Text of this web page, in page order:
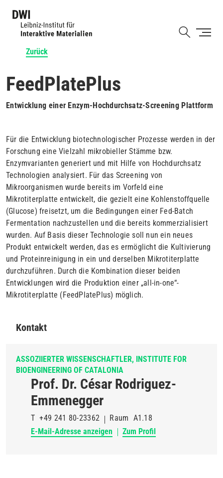
Zurück
FeedPlatePlus
Entwicklung einer Enzym-Hochdurchsatz-Screening Plattform
Für die Entwicklung biotechnologischer Prozesse werden in der
Forschung eine Vielzahl mikrobieller Stämme bzw.
Enzymvarianten generiert und mit Hilfe von Hochdurchsatz
Technologien analysiert. Für das Screening von
Mikroorganismen wurde bereits im Vorfeld eine
Mikrotiterplatte entwickelt, die gezielt eine Kohlenstoffquelle
(Glucose) freisetzt, um die Bedingungen einer Fed-Batch
Fermentation nachzustellen und die bereits kommerzialisiert
wurden. Auf Basis dieser Technologie soll nun ein neues
Produkt entwickelt werden, das es ermöglicht die Kultivierung
und Proteinreinigung in ein und derselben Mikrotiterplatte
durchzuführen. Durch die Kombination dieser beiden
Entwicklungen wird die Produktion einer „all-in-one“-
Mikrotiterplatte (FeedPlatePlus) möglich.
Kontakt
ASSOZIIERTER WISSENSCHAFTLER, INSTITUTE FOR
BIOENGINEERING OF CATALONIA
Prof. Dr. César Rodriguez-
Emmenegger
T +49 241 80-23362 Raum A1.18
E-Mail-Adresse anzeigen
Zum Profil